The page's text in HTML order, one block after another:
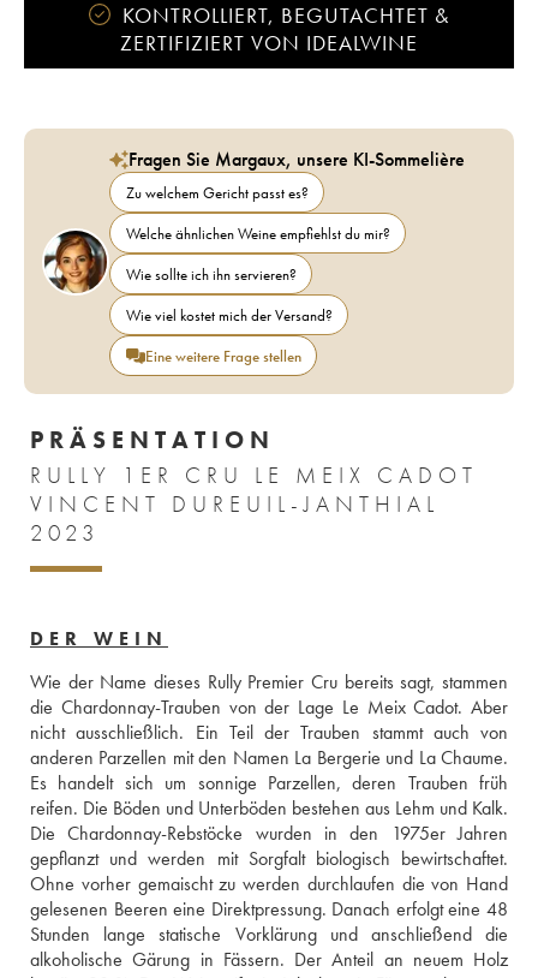
KONTROLLIERT, BEGUTACHTET &
ZERTIFIZIERT VON IDEALWINE
Fragen Sie Margaux, unsere KI-Sommelière
Zu welchem Gericht passt es?
Welche ähnlichen Weine empfiehlst du mir?
Wie sollte ich ihn servieren?
Wie viel kostet mich der Versand?
Eine weitere Frage stellen
PRÄSENTATION
RULLY 1ER CRU LE MEIX CADOT
VINCENT DUREUIL-JANTHIAL
2023
DER WEIN
Wie der Name dieses Rully Premier Cru bereits sagt, stammen
die Chardonnay-Trauben von der Lage Le Meix Cadot. Aber
nicht ausschließlich. Ein Teil der Trauben stammt auch von
anderen Parzellen mit den Namen La Bergerie und La Chaume.
Es handelt sich um sonnige Parzellen, deren Trauben früh
reifen. Die Böden und Unterböden bestehen aus Lehm und Kalk.
Die Chardonnay-Rebstöcke wurden in den 1975er Jahren
gepflanzt und werden mit Sorgfalt biologisch bewirtschaftet.
Ohne vorher gemaischt zu werden durchlaufen die von Hand
gelesenen Beeren eine Direktpressung. Danach erfolgt eine 48
Stunden lange statische Vorklärung und anschließend die
alkoholische Gärung in Fässern. Der Anteil an neuem Holz